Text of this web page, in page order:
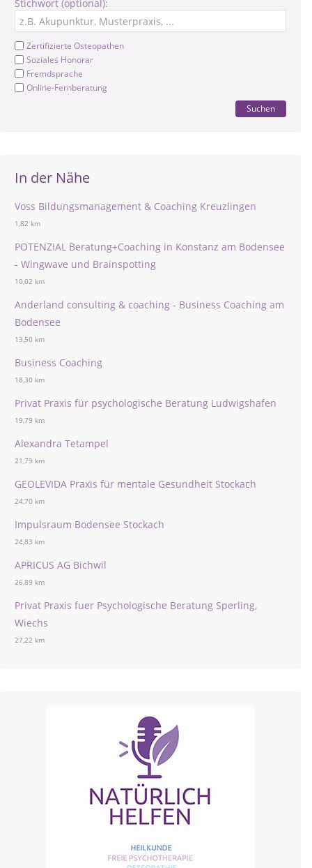
Stichwort (optional):
Zertifizierte Osteopathen
Soziales Honorar
Fremdsprache
Online-Fernberatung
Suchen
In der Nähe
Voss Bildungsmanagement & Coaching Kreuzlingen
1,82 km
POTENZIAL Beratung+Coaching in Konstanz am Bodensee
- Wingwave und Brainspotting
10,02 km
Anderland consulting & coaching - Business Coaching am
Bodensee
13,50 km
Business Coaching
18,30 km
Privat Praxis für psychologische Beratung Ludwigshafen
19,79 km
Alexandra Tetampel
21,79 km
GEOLEVIDA Praxis für mentale Gesundheit Stockach
24,70 km
Impulsraum Bodensee Stockach
24,83 km
APRICUS AG Bichwil
26,89 km
Privat Praxis fuer Psychologische Beratung Sperling,
Wiechs
27,22 km